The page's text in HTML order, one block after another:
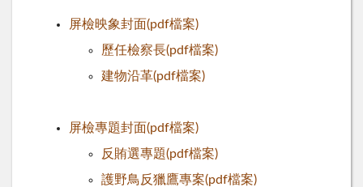
屏檢映象封面(pdf檔案)
歷任檢察長(pdf檔案)
建物沿革(pdf檔案)
屏檢專題封面(pdf檔案)
反賄選專題(pdf檔案)
護野鳥反獵鷹專案(pdf檔案)